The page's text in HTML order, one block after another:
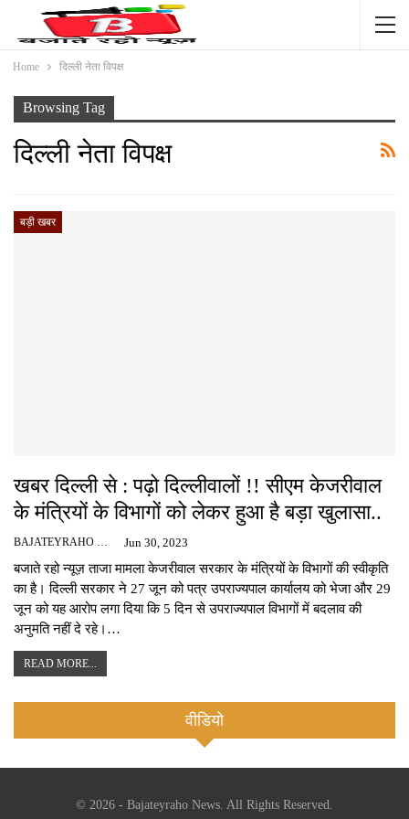
Home दिल्ली नेता विपक्ष
Browsing Tag
दिल्ली नेता विपक्ष
बड़ी खबर
खबर दिल्ली से : पढ़ो दिल्लीवालों !! सीएम केजरीवाल
के मंत्रियों के विभागों को लेकर हुआ है बड़ा खुलासा..
BAJATEYRAHO NEWS Jun 30, 2023
बजाते रहो न्यूज़ ताजा मामला केजरीवाल सरकार के मंत्रियों के विभागों की स्वीकृति
का है। दिल्ली सरकार ने 27 जून को पत्र उपराज्यपाल कार्यालय को भेजा और 29
जून को यह आरोप लगा दिया कि 5 दिन से उपराज्यपाल विभागों में बदलाव की
अनुमति नहीं दे रहे।…
READ MORE...
वीडियो
© 2026 - Bajateyraho News. All Rights Reserved.